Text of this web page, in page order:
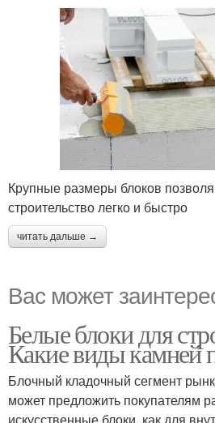
Крупные размеры блоков
строительство легко и быстро
читать дальше →
Вас может
Белые блоки для
Какие виды камней
Блочный кладочный сегмент
может предложить покупателям